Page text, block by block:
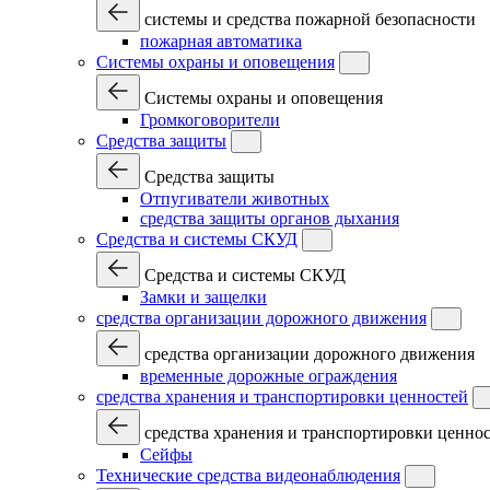
системы и средства пожарной безопасности
пожарная автоматика
Системы охраны и оповещения
Системы охраны и оповещения
Громкоговорители
Средства защиты
Средства защиты
Отпугиватели животных
средства защиты органов дыхания
Средства и системы СКУД
Средства и системы СКУД
Замки и защелки
средства организации дорожного движения
средства организации дорожного движения
временные дорожные ограждения
средства хранения и транспортировки ценностей
средства хранения и транспортировки
Сейфы
Технические средства видеонаблюдения